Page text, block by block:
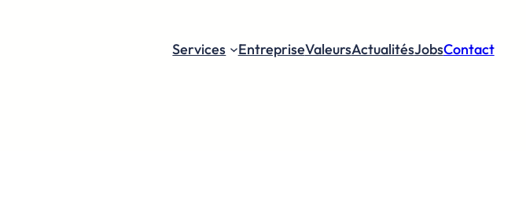
Services EntrepriseValeursActualitésJobsContact